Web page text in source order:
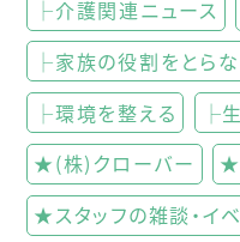
├介護関連ニュース
├家族の役割をとら
├環境を整える
├
★(株)クローバー
★
★スタッフの雑談・イ